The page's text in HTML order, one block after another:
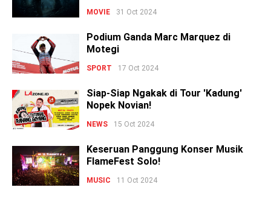
MOVIE 31 Oct 2024
Podium Ganda Marc Marquez di
Motegi
SPORT 17 Oct 2024
Siap-Siap Ngakak di Tour 'Kadung'
Nopek Novian!
NEWS 15 Oct 2024
Keseruan Panggung Konser Musik
FlameFest Solo!
MUSIC 11 Oct 2024